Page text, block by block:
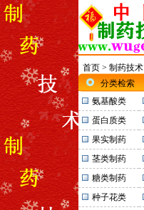
首页 > 制药技术
分类检索
氨基酸类
蛋白质类
果实制药
茎类制药
糖类制药
种子花类